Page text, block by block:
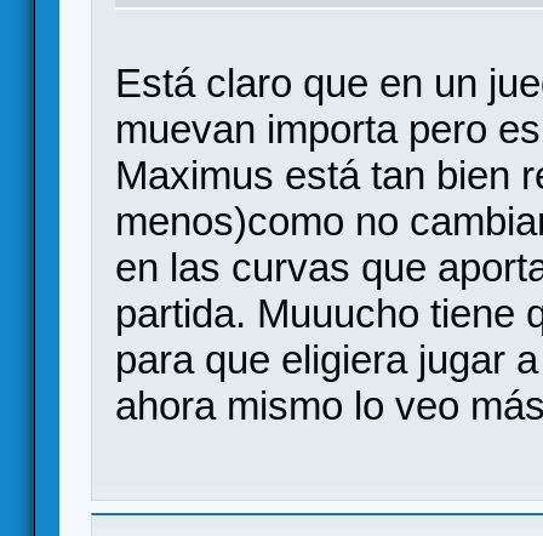
Está claro que en un
muevan importa pero
Maximus está tan bien
menos)como no
en las curvas que
partida. Muuucho tiene
para que eligiera jugar
ahora mismo lo veo